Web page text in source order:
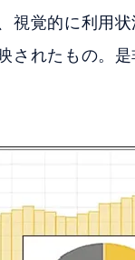
視覚的に利用
れたもの。是